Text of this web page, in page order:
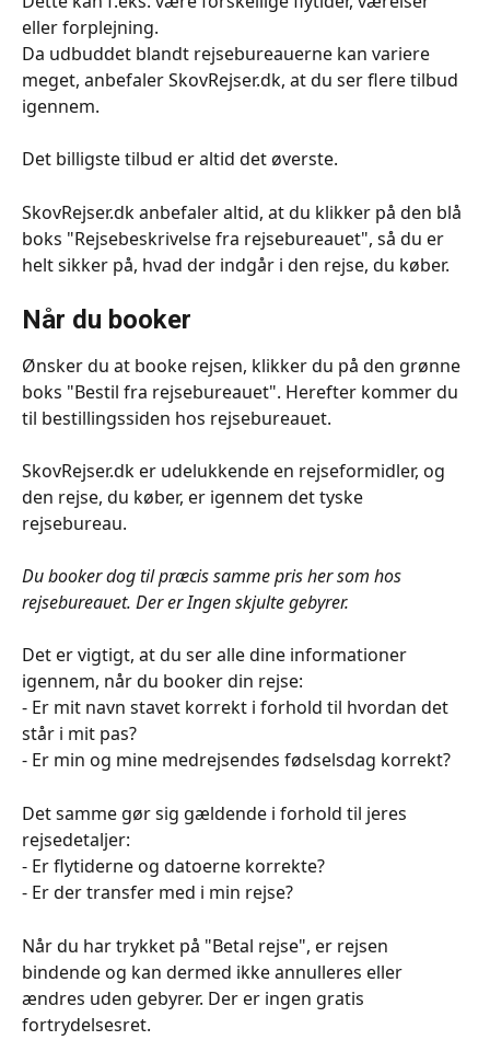
eller forplejning.
Da udbuddet blandt rejsebureauerne kan variere
meget, anbefaler SkovRejser.dk, at du ser flere tilbud
igennem.
Det billigste tilbud er altid det øverste.
SkovRejser.dk anbefaler altid, at du klikker på den blå
boks "Rejsebeskrivelse fra rejsebureauet", så du er
helt sikker på, hvad der indgår i den rejse, du køber.
Når du booker
Ønsker du at booke rejsen, klikker du på den grønne
boks "Bestil fra rejsebureauet". Herefter kommer du
til bestillingssiden hos rejsebureauet.
SkovRejser.dk er udelukkende en rejseformidler, og
den rejse, du køber, er igennem det tyske
rejsebureau.
Du booker dog til præcis samme pris her som hos
rejsebureauet. Der er Ingen skjulte gebyrer.
Det er vigtigt, at du ser alle dine informationer
igennem, når du booker din rejse:
- Er mit navn stavet korrekt i forhold til hvordan det
står i mit pas?
- Er min og mine medrejsendes fødselsdag korrekt?
Det samme gør sig gældende i forhold til jeres
rejsedetaljer:
- Er flytiderne og datoerne korrekte?
- Er der transfer med i min rejse?
Når du har trykket på "Betal rejse", er rejsen
bindende og kan dermed ikke annulleres eller
ændres uden gebyrer. Der er ingen gratis
fortrydelsesret.